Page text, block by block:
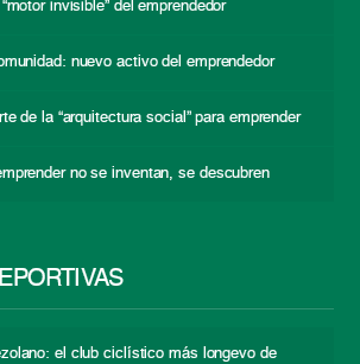
invisible” del emprendedor
nuevo activo del emprendedor
de la “arquitectura social” para emprender
no se inventan, se descubren
el club ciclístico más longevo de